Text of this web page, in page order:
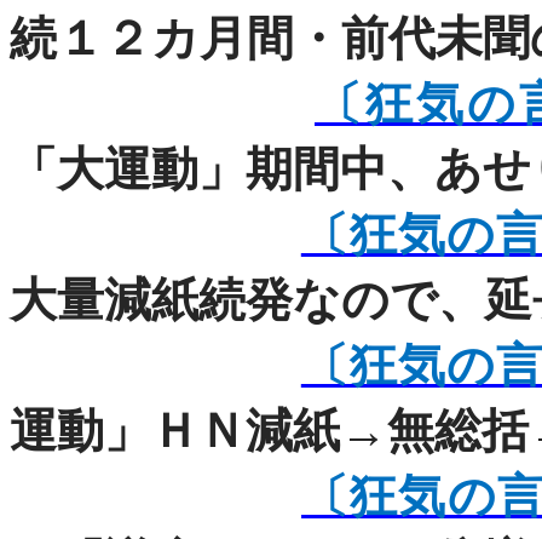
続１２カ月間・前代未
〔狂気
「大運動」期間中、あ
〔狂気の
大量減紙続発なので、
〔狂気の
運動」ＨＮ減紙→無総
〔狂気の